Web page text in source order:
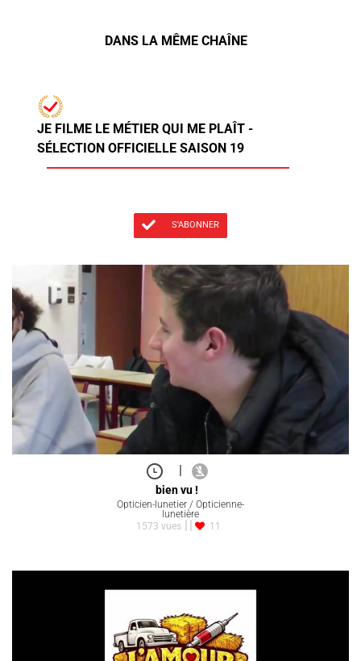
DANS LA MÊME CHAÎNE
JE FILME LE MÉTIER QUI ME PLAÎT -
SÉLECTION OFFICIELLE SAISON 19
S'ABONNER
|
bien vu !
Opticien-lunetier / Opticienne-
lunetière
1573 vues
11